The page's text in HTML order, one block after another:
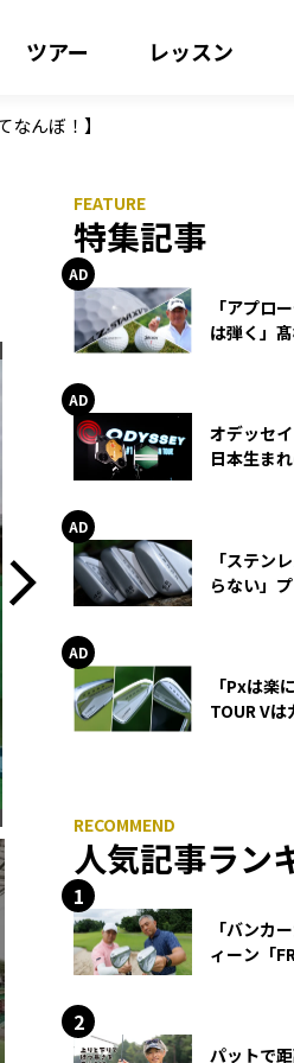
ツアー レッスン
んぼ！】
特集記事
「アプロ
は弾く」
オデッセ
日本生ま
「ステン
らない」
「Pxは楽
TOUR V
人気記事ラン
「バンカ
ィーン「
パットで